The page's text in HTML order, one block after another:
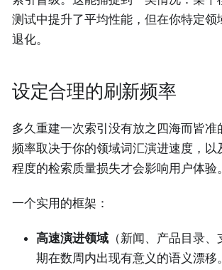
测试中提升了平均性能，但在你特定领
退化。
设定合理的刷新频率
多久重建一次索引没有放之四海而皆准
频率取决于你的领域词汇演进速度，以
程度的检索质量损失才会影响用户体验。
一个实用的框架：
高速演进领域 （新闻、产品目录
期在数周内出现有意义的语义漂移